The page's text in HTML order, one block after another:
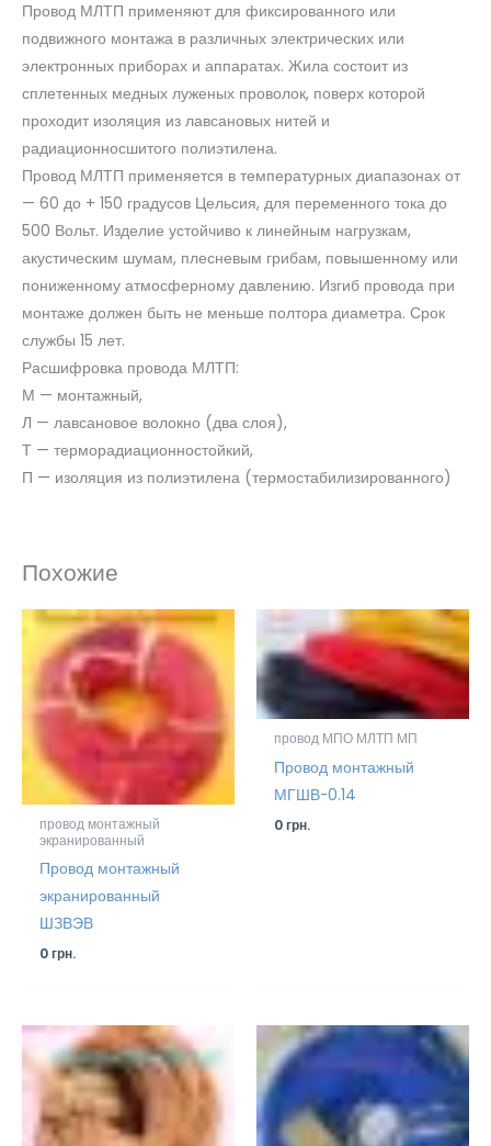
Провод МЛТП применяют для фиксированного или
подвижного монтажа в различных электрических или
электронных приборах и аппаратах. Жила состоит из
сплетенных медных луженых проволок, поверх которой
проходит изоляция из лавсановых нитей и
радиационносшитого полиэтилена.
Провод МЛТП применяется в температурных диапазонах от
— 60 до + 150 градусов Цельсия, для переменного тока до
500 Вольт. Изделие устойчиво к линейным нагрузкам,
акустическим шумам, плесневым грибам, повышенному или
пониженному атмосферному давлению. Изгиб провода при
монтаже должен быть не меньше полтора диаметра. Срок
службы 15 лет.
Расшифровка провода МЛТП:
М — монтажный,
Л — лавсановое волокно (два слоя),
Т — терморадиационностойкий,
П — изоляция из полиэтилена (термостабилизированного)
Похожие
провод монтажный
экранированный
Провод монтажный
экранированный
ШЗВЭВ
0грн.
провод МПО МЛТП МП
Провод монтажный
МГШВ-0.14
0грн.